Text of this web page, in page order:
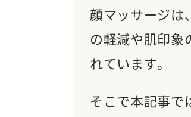
顔マッサージは
の軽減や肌印象
れています。
そこで本記事で